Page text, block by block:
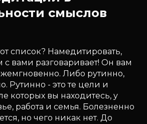
смыслов
список? Намедитировать,
вами разговаривает! Он вам
Либо рутинно,
Рутинно - это те цели и
которых вы находитесь, у
работа и семья. Болезненно
но чего никак нет. До